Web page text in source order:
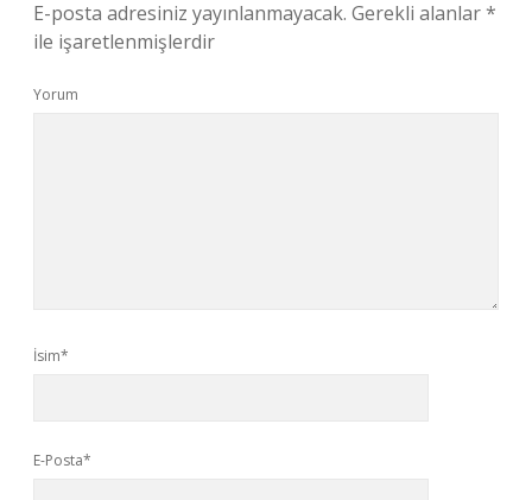
E-posta adresiniz yayınlanmayacak. Gerekli alanlar*
ile işaretlenmişlerdir
Yorum
İsim*
E-Posta*